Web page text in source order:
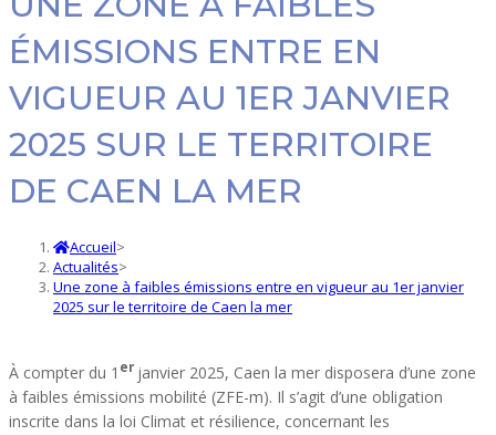
ÉMISSIONS ENTRE EN
VIGUEUR AU 1ER JANVIER
2025 SUR LE TERRITOIRE
DE CAEN LA MER
Accueil>
Actualités>
Une zone à faibles émissions entre en vigueur au 1er janvier
2025 sur le territoire de Caen la mer
À compter du 1 er janvier 2025, Caen la mer disposera d’une zone
à faibles émissions mobilité (ZFE-m). Il s’agit d’une obligation
inscrite dans la loi Climat et résilience, concernant les